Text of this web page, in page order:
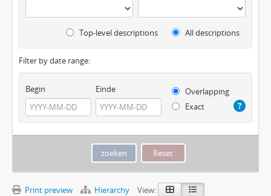
Top-level descriptions All descriptions
Filter by date range:
Begin Einde
Overlapping
Exact
Print preview Hierarchy
View: